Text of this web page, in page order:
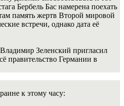
Бербель Бас намерена поехать
память жертв Второй мировой
встречи, однако дата её
Зеленский пригласил
правительство Германии в
к этому часу: